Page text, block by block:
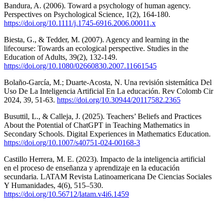
Bandura, A. (2006). Toward a psychology of human agency.
Perspectives on Psychological Science, 1(2), 164-180.
https://doi.org/10.1111/j.1745-6916.2006.00011.x
Biesta, G., & Tedder, M. (2007). Agency and learning in the
lifecourse: Towards an ecological perspective. Studies in the
Education of Adults, 39(2), 132-149.
https://doi.org/10.1080/02660830.2007.11661545
Bolaño-García, M.; Duarte-Acosta, N. Una revisión sistemática Del
Uso De La Inteligencia Artificial En La educación. Rev Colomb Cir
2024, 39, 51-63. https://doi.org/10.30944/20117582.2365
Busuttil, L., & Calleja, J. (2025). Teachers’ Beliefs and Practices
About the Potential of ChatGPT in Teaching Mathematics in
Secondary Schools. Digital Experiences in Mathematics Education.
https://doi.org/10.1007/s40751-024-00168-3
Castillo Herrera, M. E. (2023). Impacto de la inteligencia artificial
en el proceso de enseñanza y aprendizaje en la educación
secundaria. LATAM Revista Latinoamericana De Ciencias Sociales
Y Humanidades, 4(6), 515–530.
https://doi.org/10.56712/latam.v4i6.1459